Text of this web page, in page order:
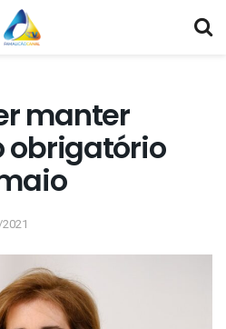
manter
obrigatório